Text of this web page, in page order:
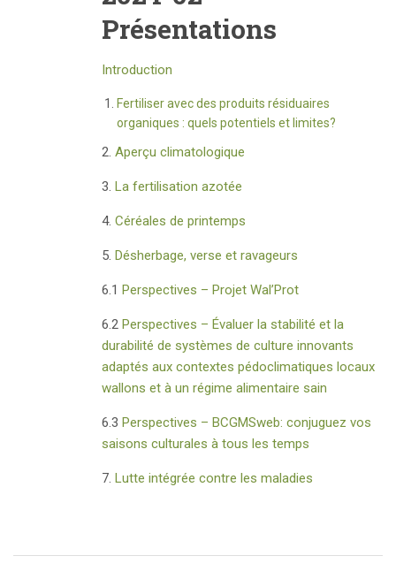
Présentations
Introduction
Fertiliser avec des produits résiduaires
organiques : quels potentiels et limites?
2. Aperçu climatologique
3. La fertilisation azotée
4. Céréales de printemps
5. Désherbage, verse et ravageurs
6.1 Perspectives – Projet Wal’Prot
6.2 Perspectives – Évaluer la stabilité et la
durabilité de systèmes de culture innovants
adaptés aux contextes pédoclimatiques locaux
wallons et à un régime alimentaire sain
6.3 Perspectives – BCGMSweb: conjuguez vos
saisons culturales à tous les temps
7. Lutte intégrée contre les maladies